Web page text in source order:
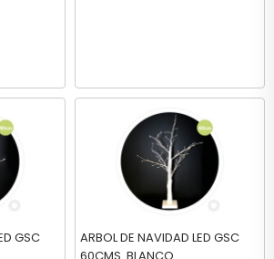
GSC
ARBOL DE NAVIDAD LED GSC